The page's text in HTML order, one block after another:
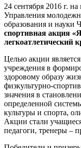
24 сентября 2016 г.
Управления
образования и науки
спортивная акция
легкоатлетический
Целью акции является
учреждения в
здоровому образу
физкультурно-
значения в
определенной
культуры и спорта,
Акции стали
педагоги, тренеры –